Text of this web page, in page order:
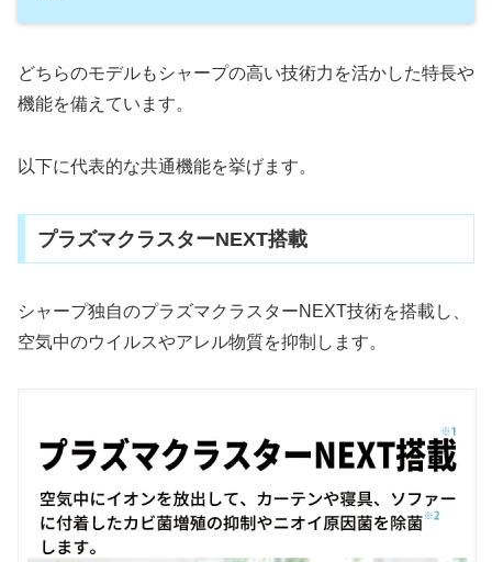
どちらのモデルもシャープの高い技術力を活かした特長や
機能を備えています。
以下に代表的な共通機能を挙げます。
プラズマクラスターNEXT搭載
シャープ独自のプラズマクラスターNEXT技術を搭載し、
空気中のウイルスやアレル物質を抑制します。